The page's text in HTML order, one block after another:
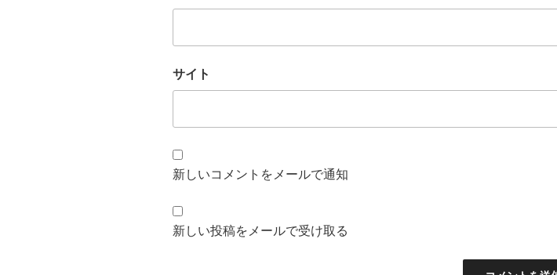
サイト
新しいコメントをメールで通知
新しい投稿をメールで受け取る